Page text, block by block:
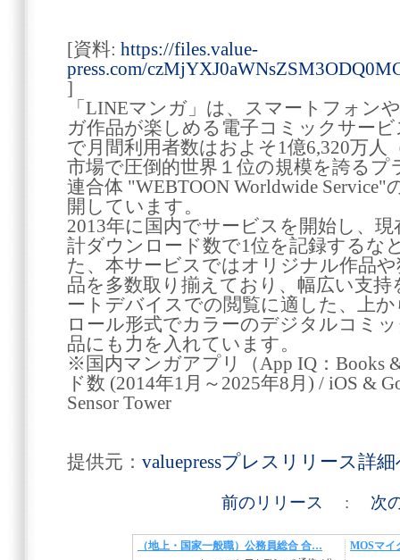
[資料: https://files.value-
press.com/
]
「LINEマンガ」は、スマートフォン
ガ作品が楽しめる電子コミックサー
で月間利用者数はおよそ1億6,320万人
市場で圧倒的世界１位の規模を誇る
連合体 "WEBTOON Worldwide
開しています。
2013年に国内でサービスを開始し、
計ダウンロード数で1位を記録するな
た、本サービスではオリジナル作品
品を多数取り揃えており、幅広い支
ートデバイスでの閲覧に適した、上
ロール形式でカラーのデジタルコミ
品にも力を入れています。
※国内マンガアプリ（App IQ：Books
ド数 (2014年1月～2025年8月) / iOS &
Sensor Tower
提供元： valuepressプレスリリース詳
前のリリース : 次